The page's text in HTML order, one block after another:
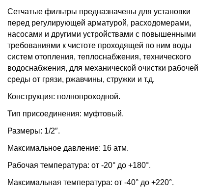
Сетчатые фильтры предназначены для установки
перед регулирующей арматурой, расходомерами,
насосами и другими устройствами с повышенными
требованиями к чистоте проходящей по ним воды
систем отопления, теплоснабжения, технического
водоснабжения, для механической очистки рабочей
среды от грязи, ржавчины, стружки и т.д.
Конструкция: полнопроходной.
Тип присоединения: муфтовый.
Размеры: 1/2″.
Максимальное давление: 16 атм.
Рабочая температура: от -20° до +180°.
Максимальная температура: от -40° до +220°.